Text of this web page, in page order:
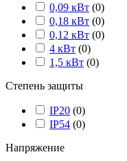
0,09 кВт (0)
0,18 кВт (0)
0,12 кВт (0)
4 кВт (0)
1,5 кВт (0)
Степень защиты
IP20 (0)
IP54 (0)
Напряжение